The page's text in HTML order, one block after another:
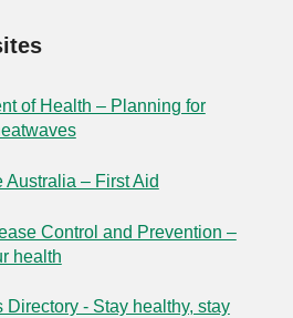
of Health – Planning for
Australia – First Aid
Control and Prevention –
health
Directory - Stay healthy, stay